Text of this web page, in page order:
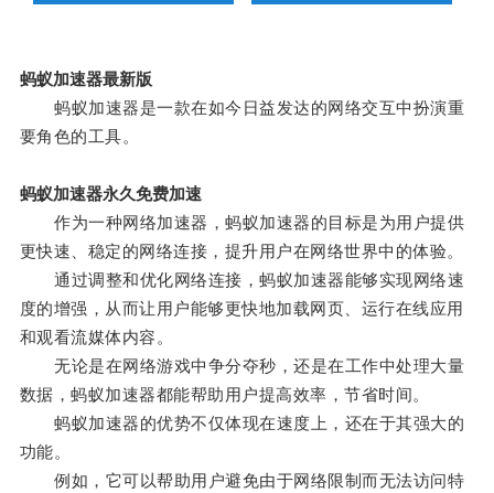
蚂蚁加速器最新版
蚂蚁加速器是一款在如今日益发达的网络交互中扮演重
要角色的工具。
蚂蚁加速器永久免费加速
作为一种网络加速器，蚂蚁加速器的目标是为用户提供
更快速、稳定的网络连接，提升用户在网络世界中的体验。
通过调整和优化网络连接，蚂蚁加速器能够实现网络速
度的增强，从而让用户能够更快地加载网页、运行在线应用
和观看流媒体内容。
无论是在网络游戏中争分夺秒，还是在工作中处理大量
数据，蚂蚁加速器都能帮助用户提高效率，节省时间。
蚂蚁加速器的优势不仅体现在速度上，还在于其强大的
功能。
例如，它可以帮助用户避免由于网络限制而无法访问特